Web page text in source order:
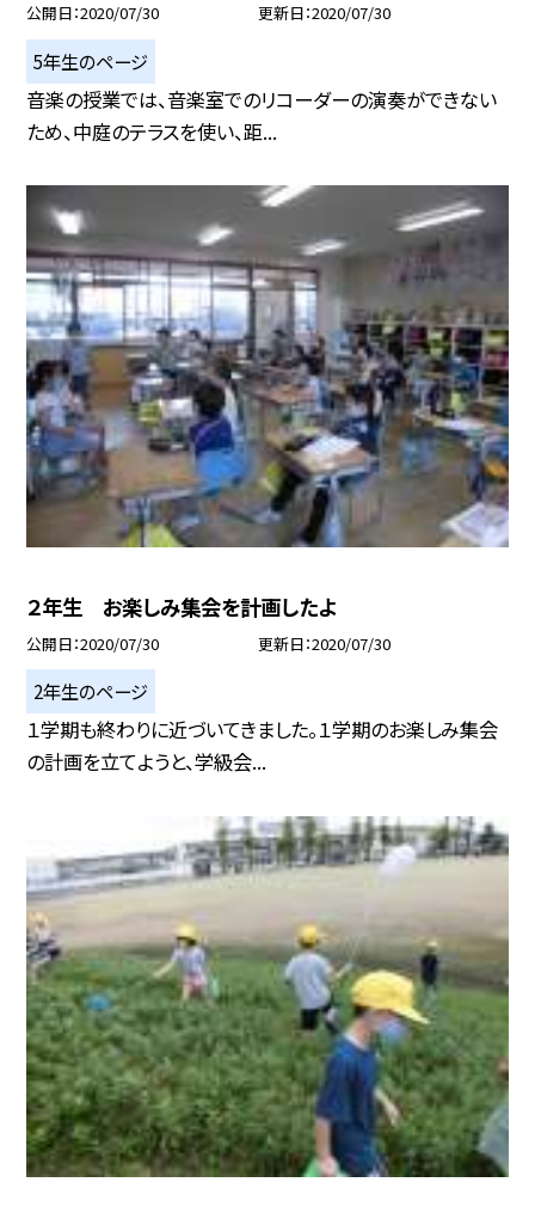
公開日 2020/07/30 更新日 2020/07/30
5年生のページ
音楽の授業では、音楽室でのリコーダーの演奏ができない
ため、中庭のテラスを使い、距...
２年生 お楽しみ集会を計画したよ
公開日 2020/07/30 更新日 2020/07/30
2年生のページ
１学期も終わりに近づいてきました。１学期のお楽しみ集会
の計画を立てようと、学級会...